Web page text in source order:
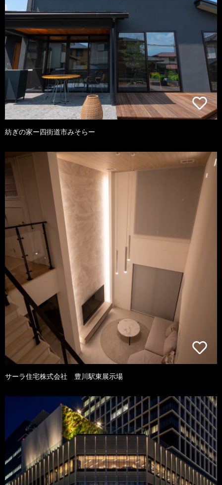
紡ぎの家ー四街道市みそらー
サーラ住宅株式会社 豊川駅東展示場